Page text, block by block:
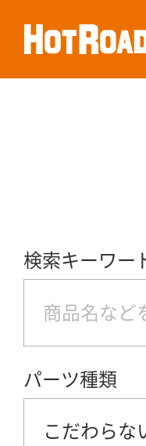
検索キーワー
パーツ種類
こだわらな